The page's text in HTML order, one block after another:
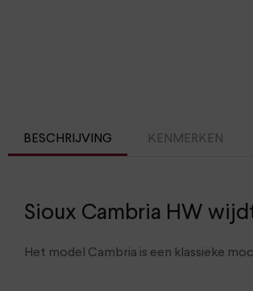
BESCHRIJVING KENMERKEN
Sioux Cambria HW
Het model Cambria is een klassieke